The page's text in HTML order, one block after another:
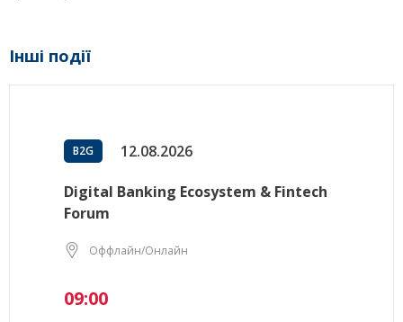
Інші події
B2G 12.08.2026
Digital Banking Ecosystem & Fintech
Forum
Оффлайн/Онлайн
09:00